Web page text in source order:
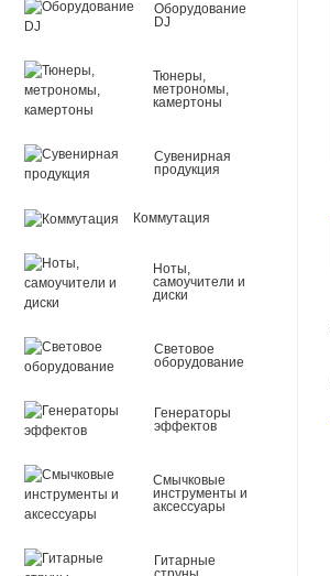
Оборудование
DJ
Тюнеры,
метрономы,
камертоны
Сувенирная
продукция
Коммутация
Ноты,
самоучители и
диски
Световое
оборудование
Генераторы
эффектов
Смычковые
инструменты и
аксессуары
Гитарные